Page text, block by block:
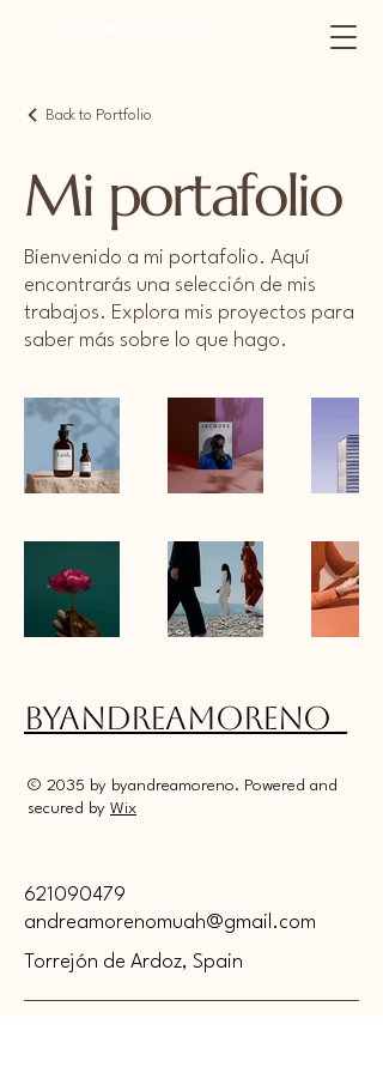
Back to Portfolio
Mi portafolio
Bienvenido a mi portafolio. Aquí
encontrarás una selección de mis
trabajos. Explora mis proyectos para
saber más sobre lo que hago.
byandreamoreno_
© 2035 by byandreamoreno. Powered and
secured by Wix
621090479
andreamorenomuah@gmail.com
Torrejón de Ardoz, Spain